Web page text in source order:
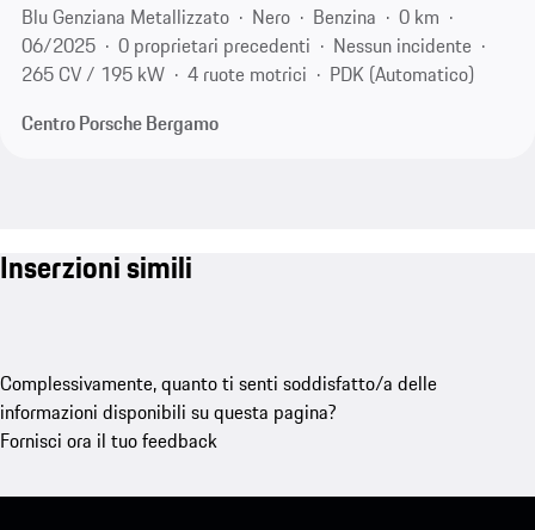
Blu Genziana Metallizzato
Nero Benzina
0 km
06/2025
0 proprietari precedenti
Nessun incidente
265 CV / 195 kW
4 ruote motrici
PDK (Automatico)
Centro Porsche Bergamo
Inserzioni simili
Complessivamente, quanto ti senti soddisfatto/a delle
informazioni disponibili su questa pagina?
Fornisci ora il tuo feedback